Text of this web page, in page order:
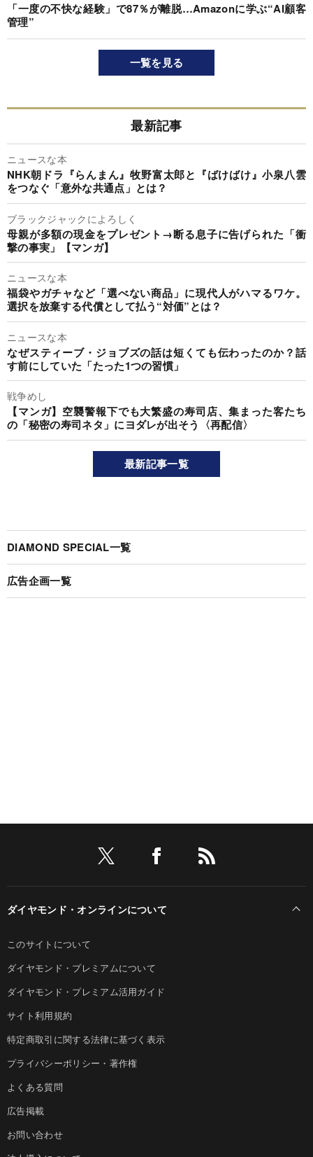
「一度の不快な経験」で87％が離脱…Amazonに学ぶ“AI顧客
管理”
一覧を見る
最新記事
ニュースな本
NHK朝ドラ『らんまん』牧野富太郎と『ばけばけ』小泉八雲
をつなぐ「意外な共通点」とは？
ブラックジャックによろしく
母親が多額の現金をプレゼント→断る息子に告げられた「衝
撃の事実」【マンガ】
ニュースな本
福袋やガチャなど「選べない商品」に現代人がハマるワケ。
選択を放棄する代償として払う“対価”とは？
ニュースな本
なぜスティーブ・ジョブズの話は短くても伝わったのか？話
す前にしていた「たった1つの習慣」
戦争めし
【マンガ】空襲警報下でも大繁盛の寿司店、集まった客たち
の「秘密の寿司ネタ」にヨダレが出そう〈再配信〉
最新記事一覧
DIAMOND SPECIAL一覧
広告企画一覧
ダイヤモンド・オンラインについて
このサイトについて
ダイヤモンド・プレミアムについて
ダイヤモンド・プレミアム活用ガイド
サイト利用規約
特定商取引に関する法律に基づく表示
プライバシーポリシー・著作権
よくある質問
広告掲載
お問い合わせ